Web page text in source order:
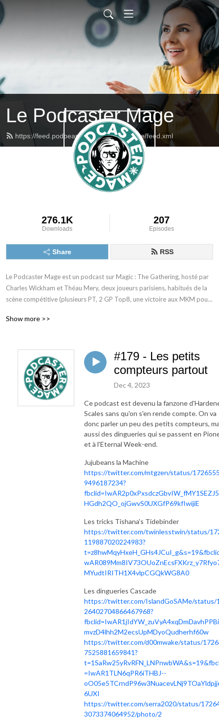
Le Podcaster Mage
https://feed.podbean.com/podcastermage/feed.xml
276.1K
Downloads
207
Episodes
Share RSS
Le Podcaster Mage est un podcast sur Magic : The Gathering, hosté par
Charles Wickham et Théau Mery, deux joueurs parisiens, habitués de la
scène compétitive (plusieurs PT, 2 GP Top8, une victoire aux MKM pour
parlera d'actualité Magic, de stratégie, des meilleurs decks à jouer aux
Show more >>
#179 - Les petits
compteurs partout
Dec 4, 2023
Ce podcast est devenu la fanzone
Scales sans qu'on s'en rende compte. On va
donc parler un peu des petits compteurs,
aussi des dingueries qui se passent en
et à l'Eternal Week-end.
Jujubeans la Machine
https://twitter.com/mtgzen/status/
9496187234?
HGdh2QO_ojGwvS0UXGfP69kfIwijiE
Les tricks Tishana's Tidebinder
https://twitter.com/twinlesstwin/status/
119887020224983?
MYudtIRITH1X4vlpCGQkWG8A0
Les dingueries Cascade
https://twitter.com/IslandGoSAMe/status/
26402704866467968?
mvzD4lhh2M2ecsUpMDyoQudherhf60w
https://twitter.com/d00mwake/status/
7525881659841?
=IwAR1TLN6qPR6iTHBJ--
6UXI
https://twitter.com/serra2020/status/
3073374064952/photo/2